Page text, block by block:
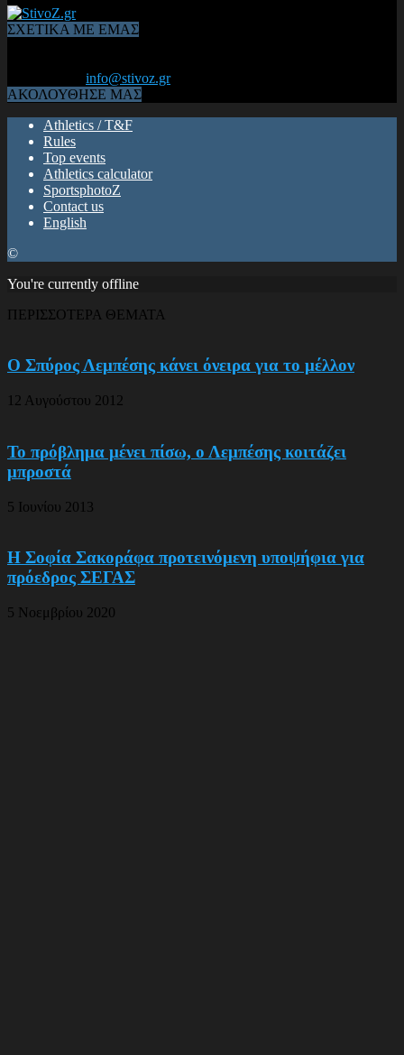
ΣΧΕΤΙΚΑ ΜΕ ΕΜΑΣ
info@stivoz.gr
ΑΚΟΛΟΥΘΗΣΕ ΜΑΣ
Athletics / T&F
Rules
Top events
Athletics calculator
SportsphotoZ
Contact us
English
©
You're currently offline
ΠΕΡΙΣΣΟΤΕΡΑ ΘΕΜΑΤΑ
Ο Σπύρος Λεμπέσης κάνει όνειρα για το μέλλον
12 Αυγούστου 2012
Το πρόβλημα μένει πίσω, ο Λεμπέσης κοιτάζει
μπροστά
5 Ιουνίου 2013
Η Σοφία Σακοράφα προτεινόμενη υποψήφια για
πρόεδρος ΣΕΓΑΣ
5 Νοεμβρίου 2020